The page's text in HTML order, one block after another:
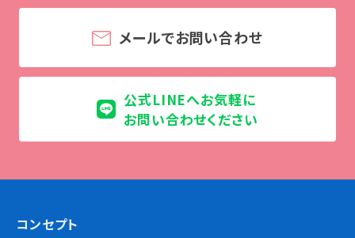
学費・奨学金
本校独自の学費サポート制度
住まいサポート
メールでお問い合わせ
公式LINEへお気軽に
お問い合わせください
コンセプト